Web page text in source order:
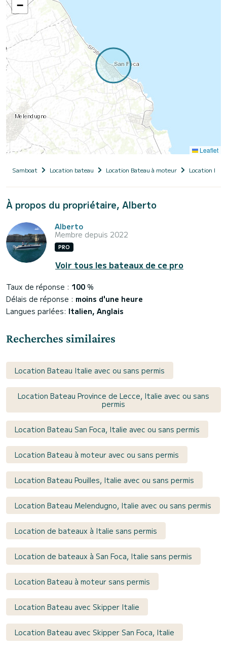
−
Leaflet
Samboat Location bateau Location Bateau à moteur Location
À propos du propriétaire, Alberto
Alberto
Membre depuis 2022
PRO
Voir tous les bateaux de ce pro
Taux de réponse : 100 %
Délais de réponse : moins d'une heure
Langues parlées: Italien, Anglais
Recherches similaires
Location Bateau Italie avec ou sans permis
Location Bateau Province de Lecce, Italie avec ou sans
permis
Location Bateau San Foca, Italie avec ou sans permis
Location Bateau à moteur avec ou sans permis
Location Bateau Pouilles, Italie avec ou sans permis
Location Bateau Melendugno, Italie avec ou sans permis
Location de bateaux à Italie sans permis
Location de bateaux à San Foca, Italie sans permis
Location Bateau à moteur sans permis
Location Bateau avec Skipper Italie
Location Bateau avec Skipper San Foca, Italie